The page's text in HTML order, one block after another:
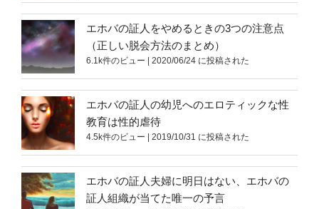
エホバの証人をやめるときの3つの注意点
（正しい脱会方法のまとめ）
6.1k件のビュー 2020/06/24 に投稿された
エホバの証人の幼児へのエロティックな性
教育は性的虐待
4.5k件のビュー 2019/10/31 に投稿された
エホバの証人夫婦に明日はない、エホバの
証人組織が当てた唯一の予言